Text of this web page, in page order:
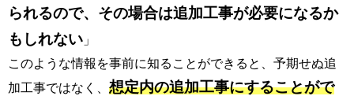
られるので、その場合は追加工事が必要になるか
もしれない 」
このような情報を事前に知ることができると、予期せぬ追
加工事ではなく、 想定内の追加工事にすることがで